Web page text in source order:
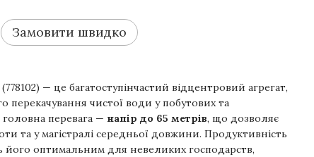
Замовити швидко
— це багатоступінчастий відцентровий агрегат,
чистої води у побутових та
перевага — напір до 65 метрів, що дозволяє
та у магістралі середньої довжини. Продуктивність
його оптимальним для невеликих господарств,